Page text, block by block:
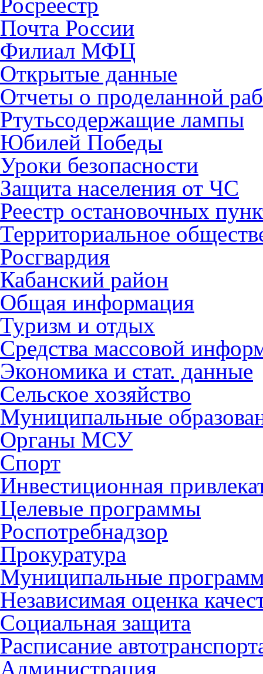
Почта России
Филиал МФЦ
Открытые данные
Отчеты о проделанной
Ртутьсодержащие лампы
Юбилей Победы
Уроки безопасности
Защита населения от ЧС
Реестр остановочных
Территориальное
Росгвардия
Кабанский район
Общая информация
Туризм и отдых
Средства массовой
Экономика и стат. данные
Сельское хозяйство
Муниципальные
Органы МСУ
Спорт
Инвестиционная
Целевые программы
Роспотребнадзор
Прокуратура
Муниципальные
Независимая оценка
Социальная защита
Расписание
Администрация